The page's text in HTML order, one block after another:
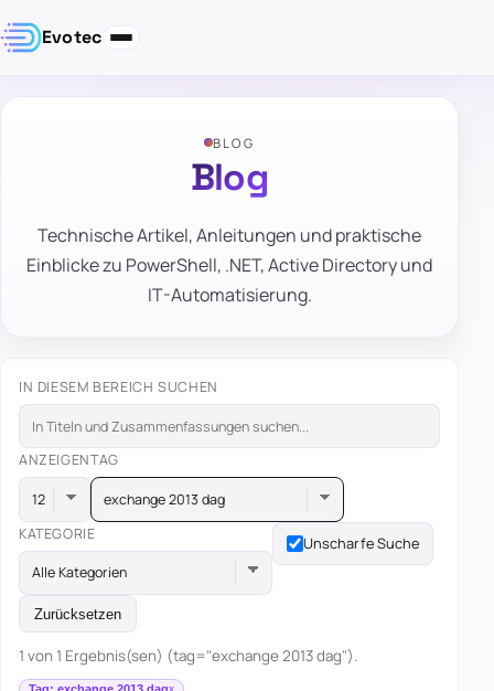
Evotec
BLOG
Blog
Technische Artikel, Anleitungen und praktische
Einblicke zu PowerShell, .NET, Active Directory und
IT-Automatisierung.
IN DIESEM BEREICH SUCHEN
ANZEIGENTAG
exchange 2013 dag
KATEGORIE
Alle Kategorien
Unscharfe Suche
Zurücksetzen
1 von 1 Ergebnis(sen) (tag="exchange 2013 dag").